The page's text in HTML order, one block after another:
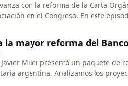
con la reforma de la Carta
en el Congreso. En este
la histori
la mayor reforma del
Milei presentó un paquete de
argentina. Analizamos los